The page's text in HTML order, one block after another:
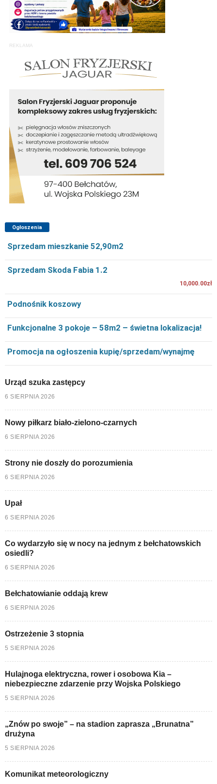
REKLAMA
Ogłoszenia
Sprzedam mieszkanie 52,90m2
Sprzedam Skoda Fabia 1.2
10,000.00zł
Podnośnik koszowy
Funkcjonalne 3 pokoje – 58m2 – świetna lokalizacja!
Promocja na ogłoszenia kupię/sprzedam/wynajmę
Urząd szuka zastępcy
6 SIERPNIA 2026
Nowy piłkarz biało-zielono-czarnych
6 SIERPNIA 2026
Strony nie doszły do porozumienia
6 SIERPNIA 2026
Upał
6 SIERPNIA 2026
Co wydarzyło się w nocy na jednym z bełchatowskich
osiedli?
6 SIERPNIA 2026
Bełchatowianie oddają krew
6 SIERPNIA 2026
Ostrzeżenie 3 stopnia
5 SIERPNIA 2026
Hulajnoga elektryczna, rower i osobowa Kia –
niebezpieczne zdarzenie przy Wojska Polskiego
5 SIERPNIA 2026
„Znów po swoje” – na stadion zaprasza „Brunatna”
drużyna
5 SIERPNIA 2026
Komunikat meteorologiczny